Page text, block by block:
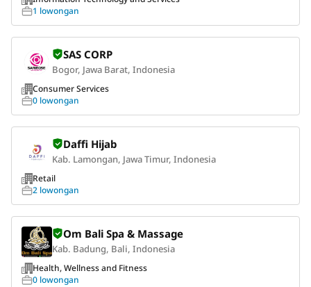
1 lowongan
SAS CORP
Bogor, Jawa Barat, Indonesia
Consumer Services
0 lowongan
Daffi Hijab
Kab. Lamongan, Jawa Timur, Indonesia
Retail
2 lowongan
Om Bali Spa & Massage
Kab. Badung, Bali, Indonesia
Health, Wellness and Fitness
0 lowongan